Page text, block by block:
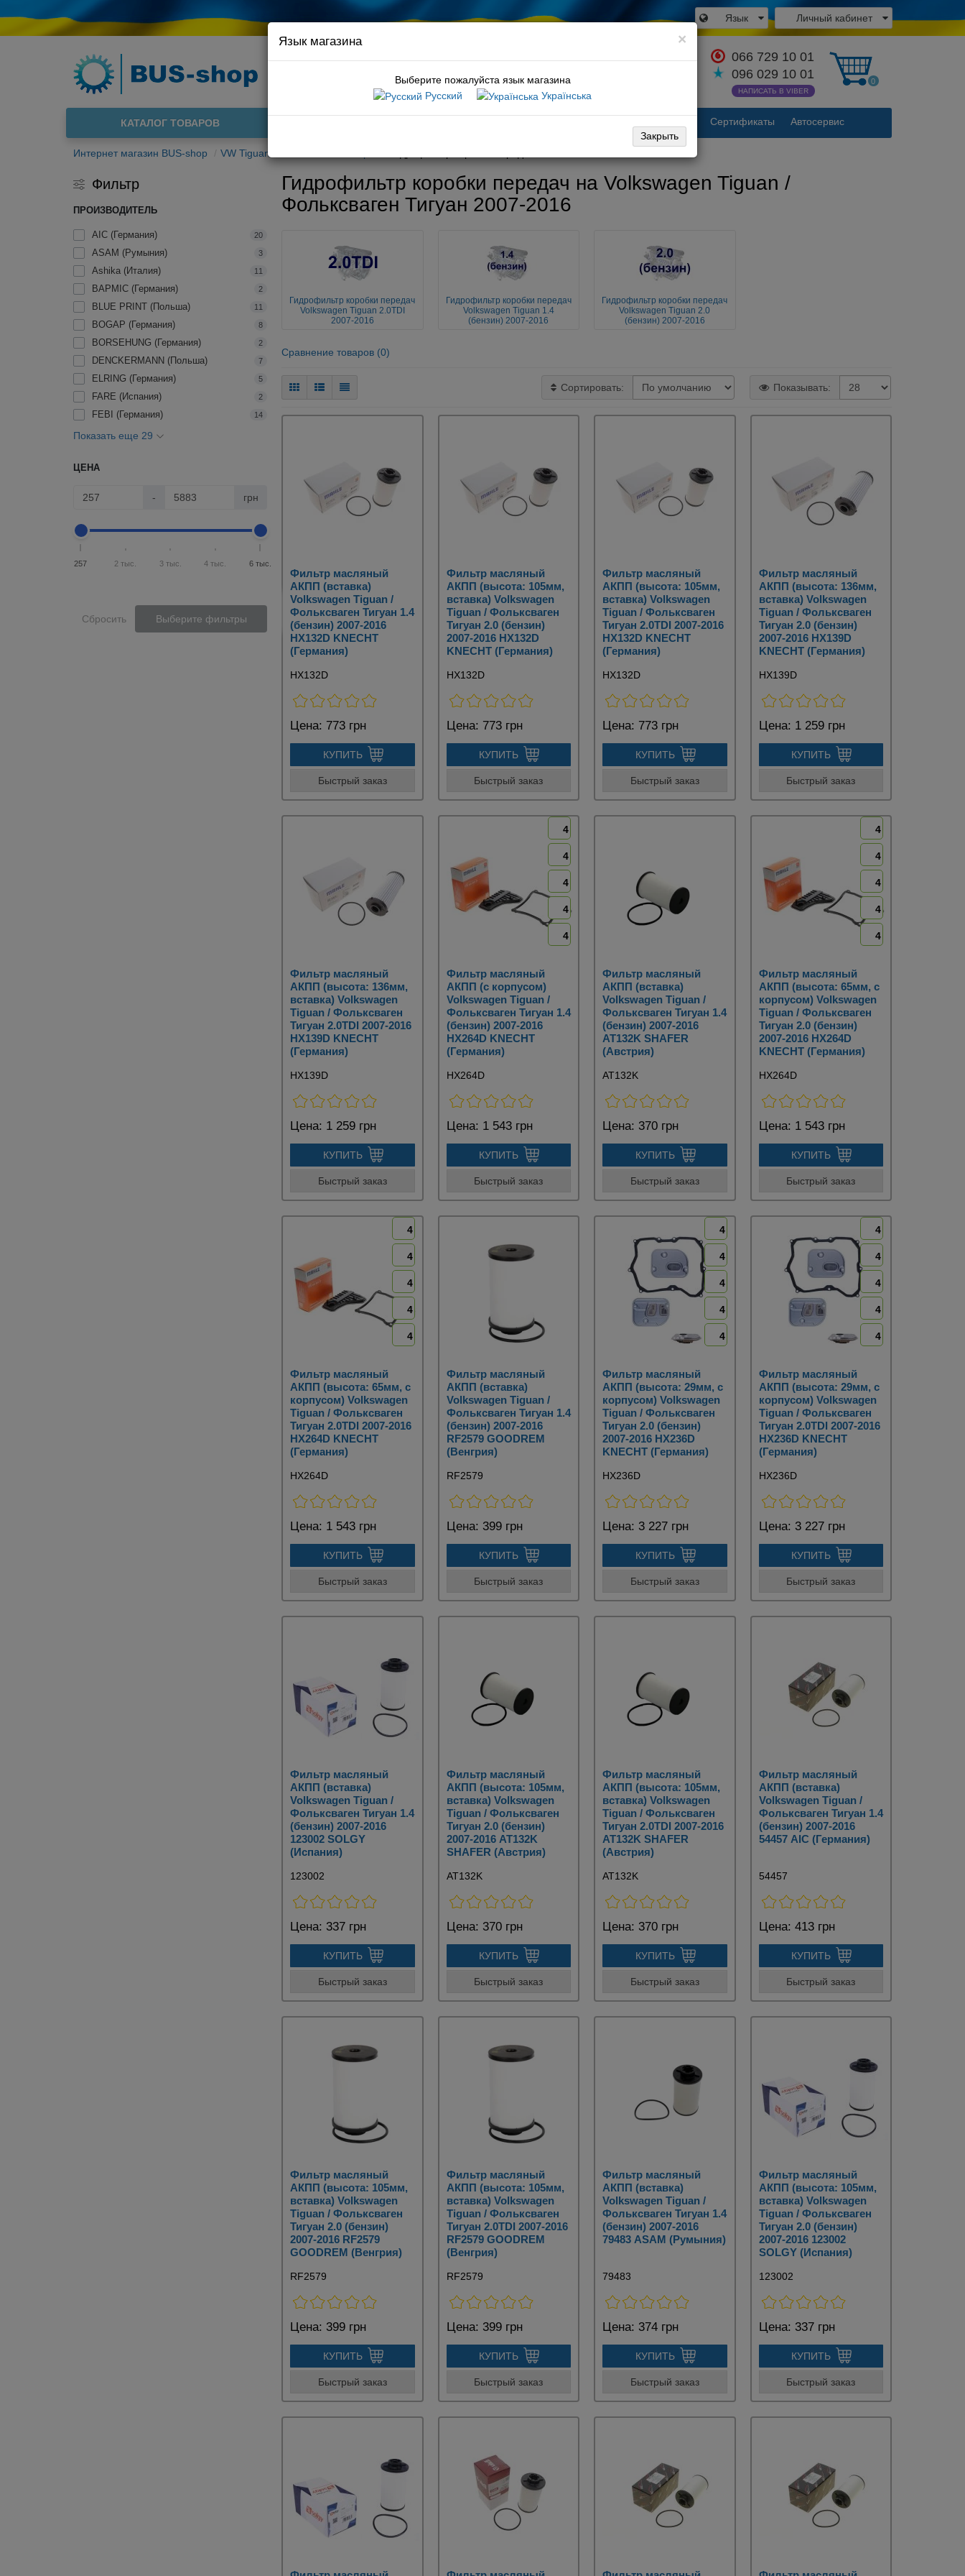
Личный кабинет
Язык
Связаться с
066 729 10 01
096 029 10 01
НАПИСАТЬ В VIBER
0
топливный фильтр t5
Сертификаты Автосервис
КАТАЛОГ ТОВАРОВ
Интернет магазин BUS-shop VW Tiguan 2007-2016
Фильтр
ПРОИЗВОДИТЕЛЬ
AIC (Германия) 20
ASAM (Румыния) 3
Ashika (Италия) 11
BAPMIC (Германия) 2
BLUE PRINT (Польша) 11
BOGAP (Германия) 8
BORSEHUNG (Германия) 2
DENCKERMANN (Польша) 7
ELRING (Германия) 5
FARE (Испания) 2
FEBI (Германия) 14
Показать еще 29
ЦЕНА
- грн
257 2 тыс. 3 тыс. 4 тыс. 6 тыс.
Сбросить Выберите фильтры
×
Язык магазина
Выберите пожалуйста язык магазина
Русский
Українська
Закрыть
Гидрофильтр коробки передач на Volkswagen Tiguan /
Фольксваген Тигуан 2007-2016
Гидрофильтр коробки передач
Volkswagen Tiguan 2.0TDI
2007-2016
Гидрофильтр коробки передач
Volkswagen Tiguan 1.4
(бензин) 2007-2016
Гидрофильтр коробки передач
Volkswagen Tiguan 2.0
(бензин) 2007-2016
Сравнение товаров (0)
Сортировать: Показывать:
Фильтр масляный
АКПП (вставка)
Volkswagen Tiguan /
Фольксваген Тигуан 1.4
(бензин) 2007-2016
HX132D KNECHT
(Германия)
HX132D
Цена: 773 грн
КУПИТЬ
Быстрый заказ
Фильтр масляный
АКПП (высота: 105мм,
вставка) Volkswagen
Tiguan / Фольксваген
Тигуан 2.0 (бензин)
2007-2016 HX132D
KNECHT (Германия)
HX132D
Цена: 773 грн
КУПИТЬ
Быстрый заказ
Фильтр масляный
АКПП (высота: 105мм,
вставка) Volkswagen
Tiguan / Фольксваген
Тигуан 2.0TDI 2007-2016
HX132D KNECHT
(Германия)
HX132D
Цена: 773 грн
КУПИТЬ
Быстрый заказ
Фильтр масляный
АКПП (высота: 136мм,
вставка) Volkswagen
Tiguan / Фольксваген
Тигуан 2.0 (бензин)
2007-2016 HX139D
KNECHT (Германия)
HX139D
Цена: 1 259 грн
КУПИТЬ
Быстрый заказ
Фильтр масляный
АКПП (высота: 136мм,
вставка) Volkswagen
Tiguan / Фольксваген
Тигуан 2.0TDI 2007-2016
HX139D KNECHT
(Германия)
HX139D
Цена: 1 259 грн
КУПИТЬ
Быстрый заказ
4
4
4
4
4
Фильтр масляный
АКПП (с корпусом)
Volkswagen Tiguan /
Фольксваген Тигуан 1.4
(бензин) 2007-2016
HX264D KNECHT
(Германия)
HX264D
Цена: 1 543 грн
КУПИТЬ
Быстрый заказ
Фильтр масляный
АКПП (вставка)
Volkswagen Tiguan /
Фольксваген Тигуан 1.4
(бензин) 2007-2016
AT132K SHAFER
(Австрия)
AT132K
Цена: 370 грн
КУПИТЬ
Быстрый заказ
4
4
4
4
4
Фильтр масляный
АКПП (высота: 65мм, с
корпусом) Volkswagen
Tiguan / Фольксваген
Тигуан 2.0 (бензин)
2007-2016 HX264D
KNECHT (Германия)
HX264D
Цена: 1 543 грн
КУПИТЬ
Быстрый заказ
4
4
4
4
4
Фильтр масляный
АКПП (высота: 65мм, с
корпусом) Volkswagen
Tiguan / Фольксваген
Тигуан 2.0TDI 2007-2016
HX264D KNECHT
(Германия)
HX264D
Цена: 1 543 грн
КУПИТЬ
Быстрый заказ
Фильтр масляный
АКПП (вставка)
Volkswagen Tiguan /
Фольксваген Тигуан 1.4
(бензин) 2007-2016
RF2579 GOODREM
(Венгрия)
RF2579
Цена: 399 грн
КУПИТЬ
Быстрый заказ
4
4
4
4
4
Фильтр масляный
АКПП (высота: 29мм, с
корпусом) Volkswagen
Tiguan / Фольксваген
Тигуан 2.0 (бензин)
2007-2016 HX236D
KNECHT (Германия)
HX236D
Цена: 3 227 грн
КУПИТЬ
Быстрый заказ
4
4
4
4
4
Фильтр масляный
АКПП (высота: 29мм, с
корпусом) Volkswagen
Tiguan / Фольксваген
Тигуан 2.0TDI 2007-2016
HX236D KNECHT
(Германия)
HX236D
Цена: 3 227 грн
КУПИТЬ
Быстрый заказ
Фильтр масляный
АКПП (вставка)
Volkswagen Tiguan /
Фольксваген Тигуан 1.4
(бензин) 2007-2016
123002 SOLGY
(Испания)
123002
Цена: 337 грн
КУПИТЬ
Быстрый заказ
Фильтр масляный
АКПП (высота: 105мм,
вставка) Volkswagen
Tiguan / Фольксваген
Тигуан 2.0 (бензин)
2007-2016 AT132K
SHAFER (Австрия)
AT132K
Цена: 370 грн
КУПИТЬ
Быстрый заказ
Фильтр масляный
АКПП (высота: 105мм,
вставка) Volkswagen
Tiguan / Фольксваген
Тигуан 2.0TDI 2007-2016
AT132K SHAFER
(Австрия)
AT132K
Цена: 370 грн
КУПИТЬ
Быстрый заказ
Фильтр масляный
АКПП (вставка)
Volkswagen Tiguan /
Фольксваген Тигуан 1.4
(бензин) 2007-2016
54457 AIC (Германия)
54457
Цена: 413 грн
КУПИТЬ
Быстрый заказ
Фильтр масляный
АКПП (высота: 105мм,
вставка) Volkswagen
Tiguan / Фольксваген
Тигуан 2.0 (бензин)
2007-2016 RF2579
GOODREM (Венгрия)
RF2579
Цена: 399 грн
КУПИТЬ
Быстрый заказ
Фильтр масляный
АКПП (высота: 105мм,
вставка) Volkswagen
Tiguan / Фольксваген
Тигуан 2.0TDI 2007-2016
RF2579 GOODREM
(Венгрия)
RF2579
Цена: 399 грн
КУПИТЬ
Быстрый заказ
Фильтр масляный
АКПП (вставка)
Volkswagen Tiguan /
Фольксваген Тигуан 1.4
(бензин) 2007-2016
79483 ASAM (Румыния)
79483
Цена: 374 грн
КУПИТЬ
Быстрый заказ
Фильтр масляный
АКПП (высота: 105мм,
вставка) Volkswagen
Tiguan / Фольксваген
Тигуан 2.0 (бензин)
2007-2016 123002
SOLGY (Испания)
123002
Цена: 337 грн
КУПИТЬ
Быстрый заказ